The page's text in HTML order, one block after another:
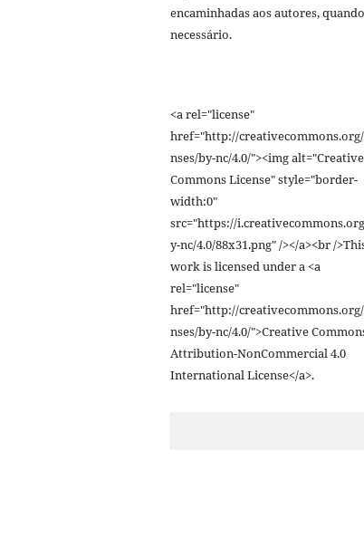
encaminhadas aos autores, quando
necessário.
<a rel="license"
href="http://
nses/by-nc/4.0/"><img alt="Creative
Commons License" style="border-
width:0"
src="https://
y-nc/4.0/88x31.png" /></a><br /
work is licensed under a <a
rel="license"
href="http://
nses/by-nc/4.0/">Creative
Attribution-NonCommercial 4.0
International License</a>.